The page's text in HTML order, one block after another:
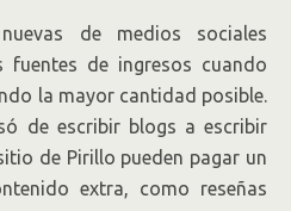
de medios sociales
de ingresos cuando
la mayor cantidad posible.
de escribir blogs a escribir
de Pirillo pueden pagar un
extra, como reseñas